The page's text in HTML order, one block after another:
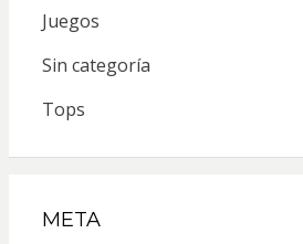
Juegos
Sin categoría
Tops
META